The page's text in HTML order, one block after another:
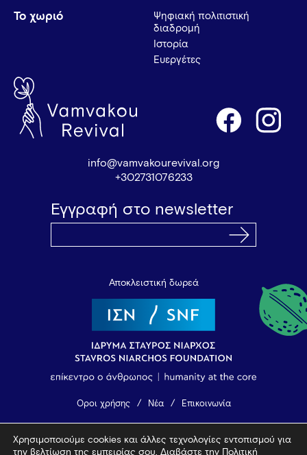
Το χωριό
Ψηφιακή πολιτιστική
διαδρομή
Ιστορία
Ευεργέτες
info@vamvakourevival.org
+302731076233
Εγγραφή στο newsletter
Αποκλειστική δωρεά
Όροι χρήσης Νέα Επικοινωνία
© 2026 Vamvakou Revival
Χρησιμοποιούμε cookies και άλλες τεχνολογίες εντοπισμού για
την βελτίωση της εμπειρίας σου. Διαβάστε την
Πολιτική